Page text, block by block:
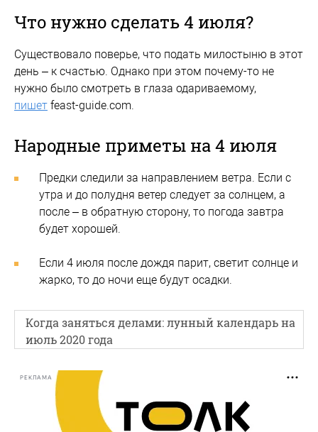
Что нужно сделать 4 июля?
Существовало поверье, что подать милостыню в этот
день – к счастью. Однако при этом почему-то не
нужно было смотреть в глаза одариваемому,
пишет feast-guide.com.
Народные приметы на 4 июля
Предки следили за направлением ветра. Если с
утра и до полудня ветер следует за солнцем, а
после – в обратную сторону, то погода завтра
будет хорошей.
Если 4 июля после дождя парит, светит солнце и
жарко, то до ночи еще будут осадки.
Когда заняться делами: лунный календарь на
июль 2020 года
РЕКЛАМА